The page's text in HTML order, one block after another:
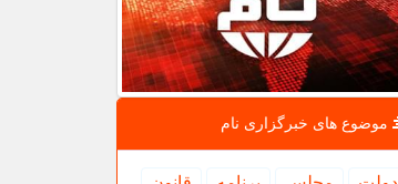
موضوع های خبرگزاری نام